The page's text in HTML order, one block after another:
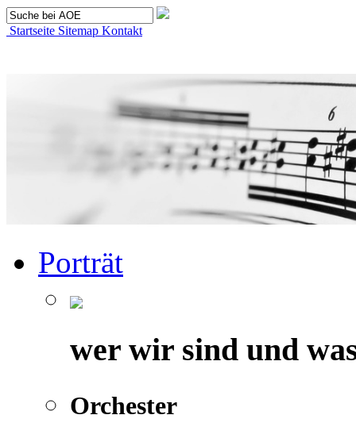
Startseite Sitemap Kontakt
Porträt
wer wir sind und
Orchester